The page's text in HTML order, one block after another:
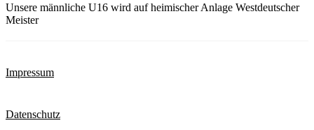
Unsere männliche U16 wird auf heimischer Anlage Westdeutscher
Meister
Impressum
Datenschutz